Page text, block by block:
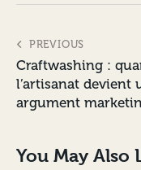
Navigation
de
l’article
PREVIOUS
Craftwashing :
l’artisanat devient
argument
You May Also